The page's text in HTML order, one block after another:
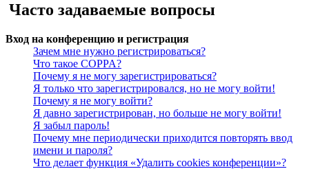
Часто задаваемые вопросы
Вход на конференцию и регистрация
Зачем мне нужно регистрироваться?
Что такое COPPA?
Почему я не могу зарегистрироваться?
Я только что зарегистрировался, но не могу войти!
Почему я не могу войти?
Я давно зарегистрирован, но больше не могу войти!
Я забыл пароль!
Почему мне периодически приходится повторять ввод
имени и пароля?
Что делает функция «Удалить cookies конференции»?